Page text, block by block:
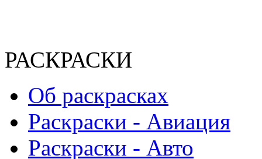
РАСКРАСКИ
Об раскрасках
Раскраски - Авиация
Раскраски - Авто